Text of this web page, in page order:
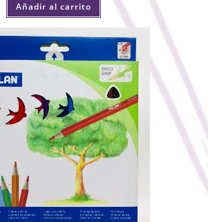
Añadir al carrito